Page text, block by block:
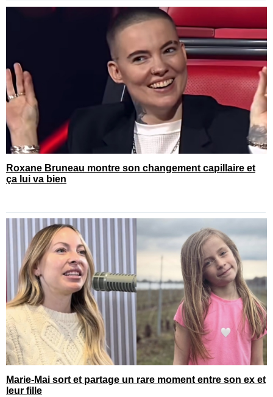
Roxane Bruneau montre son changement capillaire et
ça lui va bien
Marie-Mai sort et partage un rare moment entre son ex et
leur fille